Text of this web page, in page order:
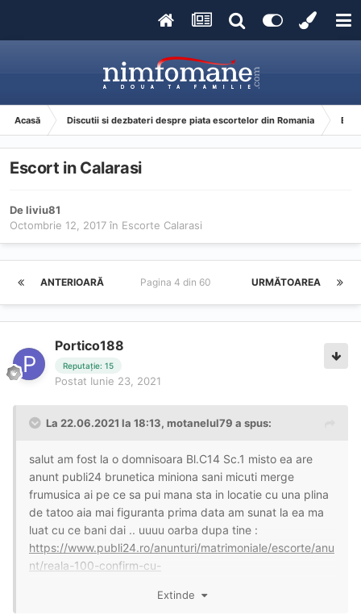
Acasă Discutii si dezbateri despre piata escortelor din Romania
Escort in Calarasi
Deliviu81
Octombrie 12, 2017 în Escorte Calarasi
ANTERIOARĂ URMĂTOAREA
Pagina 4 din 60
Portico188
Reputație: 15
Postat Iunie 23, 2021
La 22.06.2021 la 18:13, motanelul79 a spus:
salut am fost la o domnisoara Bl.C14 Sc.1 misto ea are
anunt publi24 brunetica miniona sani micuti merge
frumusica ai pe ce sa pui mana sta in locatie cu una plina
de tatoo aia mai figuranta prima data am sunat la ea ma
luat cu ce bani dai .. uuuu oarba dupa tine :
https://www.publi24.ro/anunturi/matrimoniale/escorte/anu
nt/reala-100-confirm-cu-
Extinde